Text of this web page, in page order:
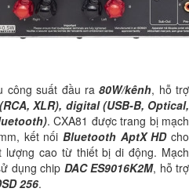
công suất đầu ra80W/kênh, hỗ trợ
XLR), digital (USB-B, Optical,
. CXA81 được trang bị mạch
kết nốiBluetooth AptX HDcho
lượng cao từ thiết bị di động. Mạch
dụng chip DAC ES9016K2M, hỗ trợ
256.